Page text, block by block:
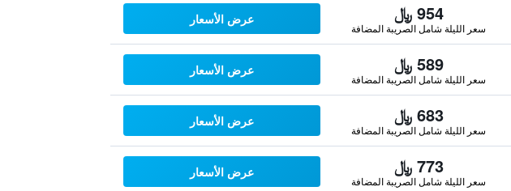
954 ﷼
سعر الليلة شامل الصريبة المضافة
عرض الأسعار
589 ﷼
سعر الليلة شامل الصريبة المضافة
عرض الأسعار
683 ﷼
سعر الليلة شامل الصريبة المضافة
عرض الأسعار
773 ﷼
سعر الليلة شامل الصريبة المضافة
عرض الأسعار